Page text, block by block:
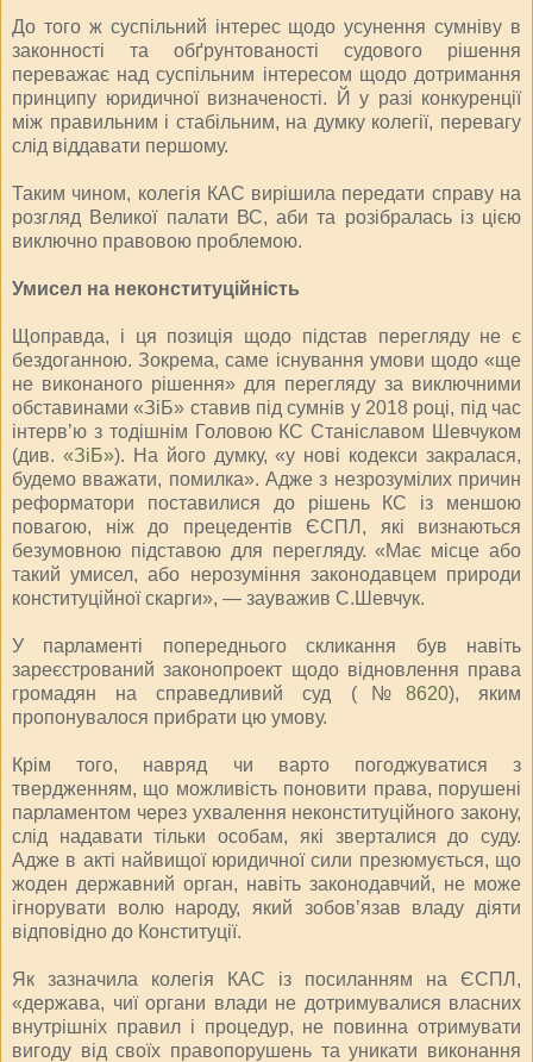
До того ж суспільний інтерес щодо усунення сумніву в
законності та обґрунтованості судового рішення
переважає над суспільним інтересом щодо дотримання
принципу юридичної визначеності. Й у разі конкуренції
між правильним і стабільним, на думку колегії, перевагу
слід віддавати першому.
Таким чином, колегія КАС вирішила передати справу на
розгляд Великої палати ВС, аби та розібралась із цією
виключно правовою проблемою.
Умисел на неконституційність
Щоправда, і ця позиція щодо підстав перегляду не є
бездоганною. Зокрема, саме існування умови щодо «ще
не виконаного рішення» для перегляду за виключними
обставинами «ЗіБ» ставив під сумнів у 2018 році, під час
інтерв’ю з тодішнім Головою КС Станіславом Шевчуком
(див. «ЗіБ»). На його думку, «у нові кодекси закралася,
будемо вважати, помилка». Адже з незрозумілих причин
реформатори поставилися до рішень КС із меншою
повагою, ніж до прецедентів ЄСПЛ, які визнаються
безумовною підставою для перегляду. «Має місце або
такий умисел, або нерозуміння законодавцем природи
конституційної скарги», — зауважив С.Шевчук.
У парламенті попереднього скликання був навіть
зареєстрований законопроект щодо відновлення права
громадян на справедливий суд (№ 8620), яким
пропонувалося прибрати цю умову.
Крім того, навряд чи варто погоджуватися з
твердженням, що можливість поновити права, порушені
парламентом через ухвалення неконституційного закону,
слід надавати тільки особам, які зверталися до суду.
Адже в акті найвищої юридичної сили презюмується, що
жоден державний орган, навіть законодавчий, не може
ігнорувати волю народу, який зобов’язав владу діяти
відповідно до Конституції.
Як зазначила колегія КАС із посиланням на ЄСПЛ,
«держава, чиї органи влади не дотримувалися власних
внутрішніх правил і процедур, не повинна отримувати
вигоду від своїх правопорушень та уникати виконання